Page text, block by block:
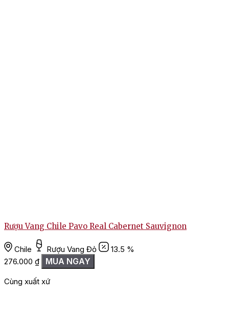
Rượu Vang Chile Pavo Real Cabernet Sauvignon
Chile Rượu Vang Đỏ
13.5 %
276.000 ₫ MUA NGAY
Cùng xuất xứ